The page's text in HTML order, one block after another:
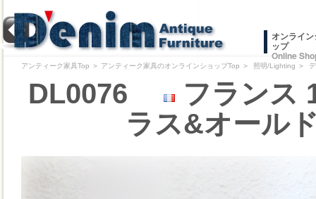
オンライ
ップ
Online
アンティーク家具Top ＞ アンティーク家具のオンラインショップTop ＞ 照明/Lighting ＞
DL0076
フランス
ラス&オール